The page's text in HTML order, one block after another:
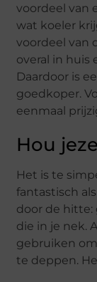
voordeel van
wat koeler
voordeel van
overal in huis
Daardoor is
goedkoper.
eenmaal
Hou
Het is te
fantastisch
door de hitte:
die in je nek.
gebruiken
te deppen.